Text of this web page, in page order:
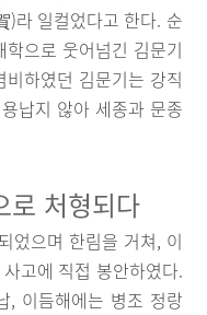
)라 일컬었다고 한다. 순
으로 웃어넘긴 김문기
하였던 김문기는 강직
납지 않아 세종과 문종
로 처형되다
었으며 한림을 거쳐, 이
고에 직접 봉안하였다.
, 이듬해에는 병조 정랑